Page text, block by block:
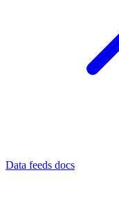
Data feeds docs